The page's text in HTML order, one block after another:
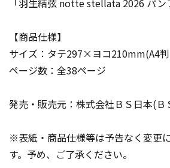
「羽生結弦 notte stellata 2026 パ
【商品仕様】
サイズ：タテ297×ヨコ210mm(A4
ページ数：全38ページ
発売・販売元：株式会社ＢＳ日本(Ｂ
※表紙・商品仕様等は予告なく変更
す。予め、ご了承ください。